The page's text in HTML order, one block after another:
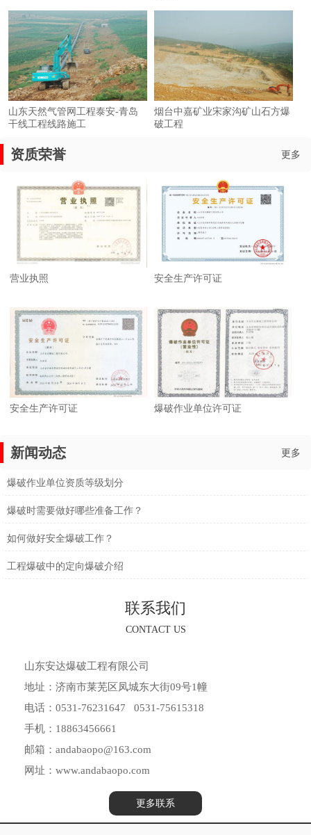
1
​山东天然气管网工程泰安-青岛
干线工程线路施工
烟台中嘉矿业宋家沟矿山石方爆
破工程
资质荣誉 更多
营业执照 安全生产许可证
安全生产许可证 爆破作业单位许可证
新闻动态 更多
爆破作业单位资质等级划分
爆破时需要做好哪些准备工作？
如何做好安全爆破工作？
工程爆破中的定向爆破介绍
联系我们
CONTACT US
山东安达爆破工程有限公司
地址：济南市莱芜区凤城东大街09号1幢
电话：0531-76231647 0531-75615318
手机：18863456661
邮箱：andabaopo@163.com
网址：www.andabaopo.com
更多联系